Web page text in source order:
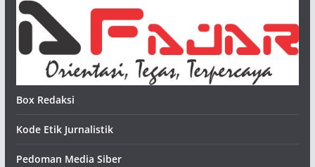
Box Redaksi
Kode Etik Jurnalistik
Pedoman Media Siber